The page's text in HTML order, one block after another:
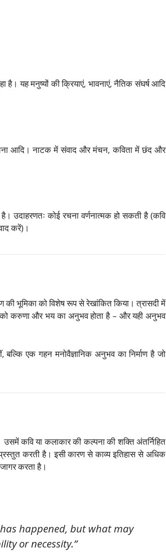
यह मनुष्यों की क्रियाएं, भावनाएं, नैतिक संघर्ष आदि
आदि। नाटक में संवाद और मंचन, कविता में छंद और
उदाहरणतः कोई रचना वर्णनात्मक हो सकती है (कवि
करें)।
भूमिका को विशेष रूप से रेखांकित किया। त्रासदी में
को करुणा और भय का अनुभव होता है – और यही अनुभव
एक गहन मनोवैज्ञानिक अनुभव का निर्माण है जो
कवि या कलाकार की कल्पना की शक्ति अंतर्निहित
करती है। इसी कारण से काव्य इतिहास से अधिक
करता है।
happened, but what may
or necessity.”